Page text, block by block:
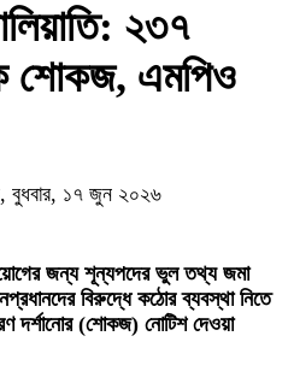
২৩৭
শোকজ, এমপিও
১৭ জুন ২০২৬
নিয়োগের জন্য শূন্যপদের ভুল তথ্য জমা
বিরুদ্ধে কঠোর ব্যবস্থা নিতে
দর্শানোর (শোকজ) নোটিশ দেওয়া